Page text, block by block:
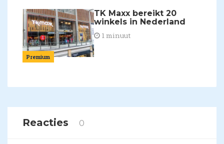
Premium
TK Maxx bereikt 20
winkels in Nederland
1 minuut
Reacties 0